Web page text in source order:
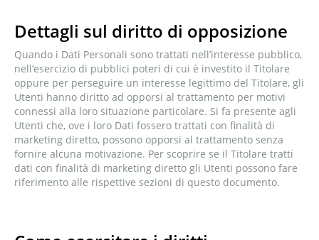
Dettagli sul diritto di opposizione
Quando i Dati Personali sono trattati nell’interesse pubblico,
nell’esercizio di pubblici poteri di cui è investito il Titolare
oppure per perseguire un interesse legittimo del Titolare, gli
Utenti hanno diritto ad opporsi al trattamento per motivi
connessi alla loro situazione particolare. Si fa presente agli
Utenti che, ove i loro Dati fossero trattati con finalità di
marketing diretto, possono opporsi al trattamento senza
fornire alcuna motivazione. Per scoprire se il Titolare tratti
dati con finalità di marketing diretto gli Utenti possono fare
riferimento alle rispettive sezioni di questo documento.